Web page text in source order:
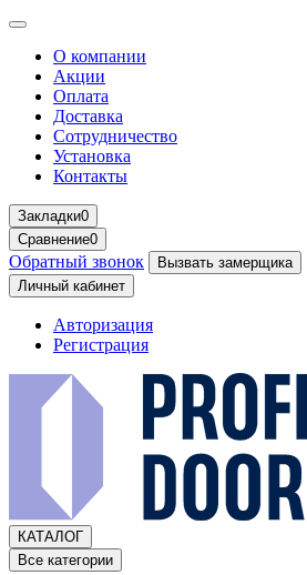
О компании
Акции
Оплата
Доставка
Сотрудничество
Установка
Контакты
Закладки0
Сравнение0
Обратный звонок
Вызвать замерщика
Личный кабинет
Авторизация
Регистрация
КАТАЛОГ
Все категории